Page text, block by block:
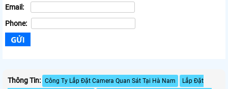
Email:
Phone:
Thông Tin: Công Ty Lắp Đặt Camera Quan Sát Tại Hà Nam
Lắp Đặt